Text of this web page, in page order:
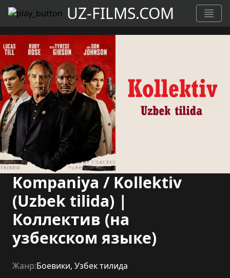
UZ-FILMS.COM
Kompaniya / Kollektiv
(Uzbek tilida) |
Коллектив (на
узбекском языке)
Жанр:Боевики, Узбек тилида